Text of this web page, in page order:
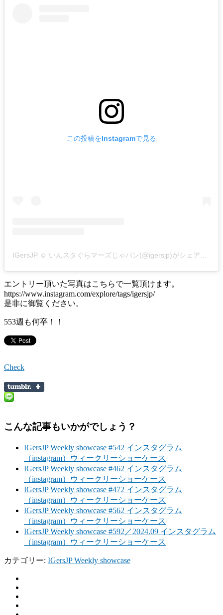
この投稿をInstagramで見る
エントリー頂いた写真はこちらで一覧頂けます。
https://www.instagram.com/explore/tags/igersjp/
是非に御覧ください。
553週も何卒！！
Check
こんな記事もいかがでしょう？
IGersJP Weekly showcase #542 インスタグラム
（instagram）ウィークリーショーケース
IGersJP Weekly showcase #462 インスタグラム
（instagram）ウィークリーショーケース
IGersJP Weekly showcase #472 インスタグラム
（instagram）ウィークリーショーケース
IGersJP Weekly showcase #562 インスタグラム
（instagram）ウィークリーショーケース
IGersJP Weekly showcase #592／2024.09 インスタグラム
（instagram）ウィークリーショーケース
カテゴリー: IGersJP Weekly showcase